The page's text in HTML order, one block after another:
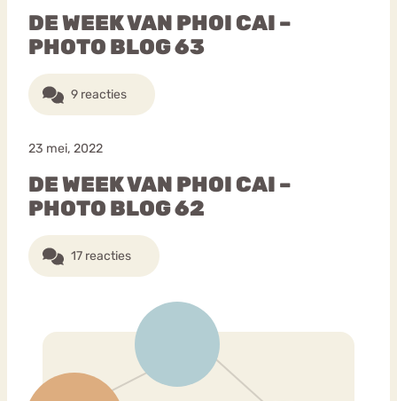
DE WEEK VAN PHOI CAI –
PHOTO BLOG 63
9 reacties
23 mei, 2022
DE WEEK VAN PHOI CAI –
PHOTO BLOG 62
17 reacties